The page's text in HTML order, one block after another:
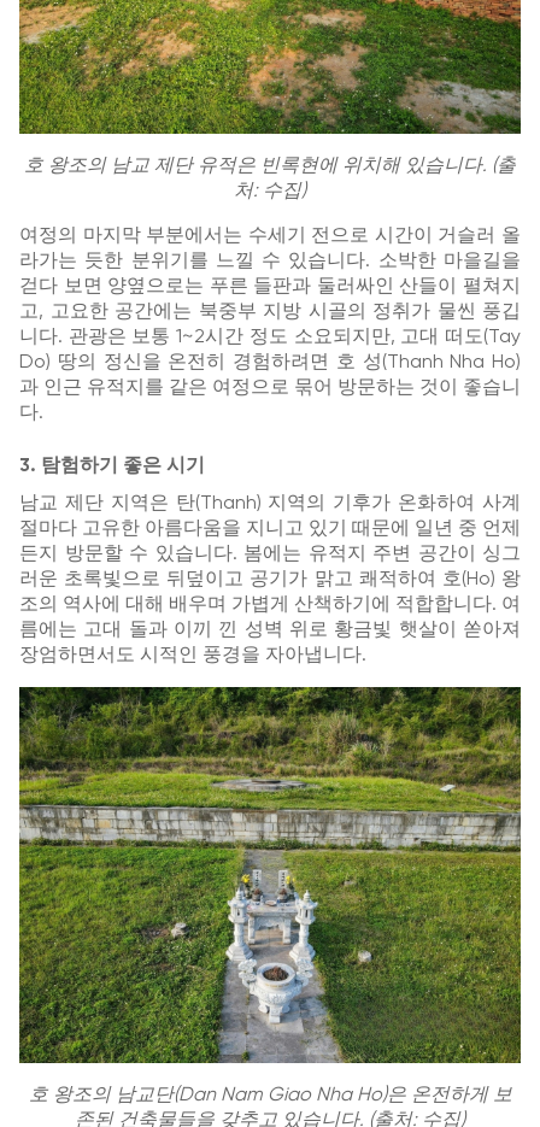
호 왕조의 남교 제단 유적은 빈록현에 위치해 있습니다. (출
처: 수집)
여정의 마지막 부분에서는 수세기 전으로 시간이 거슬러 올
라가는 듯한 분위기를 느낄 수 있습니다. 소박한 마을길을
걷다 보면 양옆으로는 푸른 들판과 둘러싸인 산들이 펼쳐지
고, 고요한 공간에는 북중부 지방 시골의 정취가 물씬 풍깁
니다. 관광은 보통 1~2시간 정도 소요되지만, 고대 떠도(Tay
Do) 땅의 정신을 온전히 경험하려면 호 성(Thanh Nha Ho)
과 인근 유적지를 같은 여정으로 묶어 방문하는 것이 좋습니
다.
3. 탐험하기 좋은 시기
남교 제단 지역은 탄(Thanh) 지역의 기후가 온화하여 사계
절마다 고유한 아름다움을 지니고 있기 때문에 일년 중 언제
든지 방문할 수 있습니다. 봄에는 유적지 주변 공간이 싱그
러운 초록빛으로 뒤덮이고 공기가 맑고 쾌적하여 호(Ho) 왕
조의 역사에 대해 배우며 가볍게 산책하기에 적합합니다. 여
름에는 고대 돌과 이끼 낀 성벽 위로 황금빛 햇살이 쏟아져
장엄하면서도 시적인 풍경을 자아냅니다.
호 왕조의 남교단(Dan Nam Giao Nha Ho)은 온전하게 보
존된 건축물들을 갖추고 있습니다. (출처: 수집)